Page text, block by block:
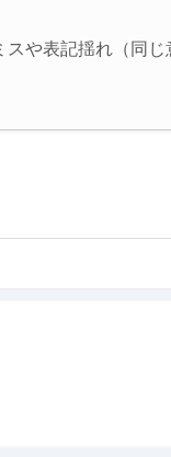
スや表記揺れ（同じ